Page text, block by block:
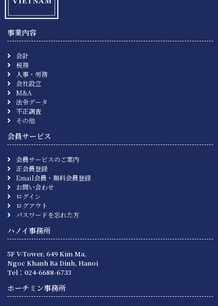
事業内容
会計
税務
人事・労務
会社設立
M&A
法令データ
不正調査
その他
会員サービス
会員サービスのご案内
正会員登録
Email会員・無料会員登録
お問い合わせ
ログイン
ログアウト
パスワードを忘れた方
ハノイ事務所
5F V-Tower, 649 Kim Ma,
Ngoc Khanh Ba Dinh, Hanoi
Tel：024-6688-6733
ホーチミン事務所